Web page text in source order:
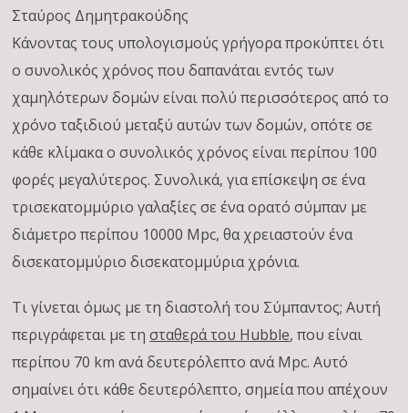
Σταύρος Δημητρακούδης
Κάνοντας τους υπολογισμούς γρήγορα προκύπτει ότι
ο συνολικός χρόνος που δαπανάται εντός των
χαμηλότερων δομών είναι πολύ περισσότερος από το
χρόνο ταξιδιού μεταξύ αυτών των δομών, οπότε σε
κάθε κλίμακα ο συνολικός χρόνος είναι περίπου 100
φορές μεγαλύτερος. Συνολικά, για επίσκεψη σε ένα
τρισεκατομμύριο γαλαξίες σε ένα ορατό σύμπαν με
διάμετρο περίπου 10000 Mpc, θα χρειαστούν ένα
δισεκατομμύριο δισεκατομμύρια χρόνια.
Τι γίνεται όμως με τη διαστολή του Σύμπαντος; Αυτή
περιγράφεται με τησταθερά του Hubble, που είναι
περίπου 70 km ανά δευτερόλεπτο ανά Mpc. Αυτό
σημαίνει ότι κάθε δευτερόλεπτο, σημεία που απέχουν